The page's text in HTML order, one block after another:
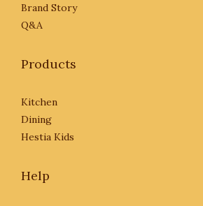
Brand Story
Q&A
Products
Kitchen
Dining
Hestia Kids
Help